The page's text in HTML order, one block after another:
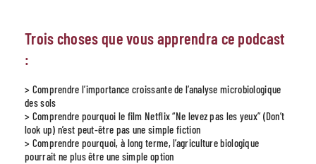
Trois choses que vous apprendra ce podcast
:
> Comprendre l’importance croissante de l’analyse microbiologique
des sols
> Comprendre pourquoi le film Netflix “Ne levez pas les yeux” (Don’t
look up) n’est peut-être pas une simple fiction
> Comprendre pourquoi, à long terme, l’agriculture biologique
pourrait ne plus être une simple option